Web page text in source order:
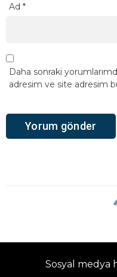
Ad *
Daha sonraki
adresim ve site adresim
Sosyal medya